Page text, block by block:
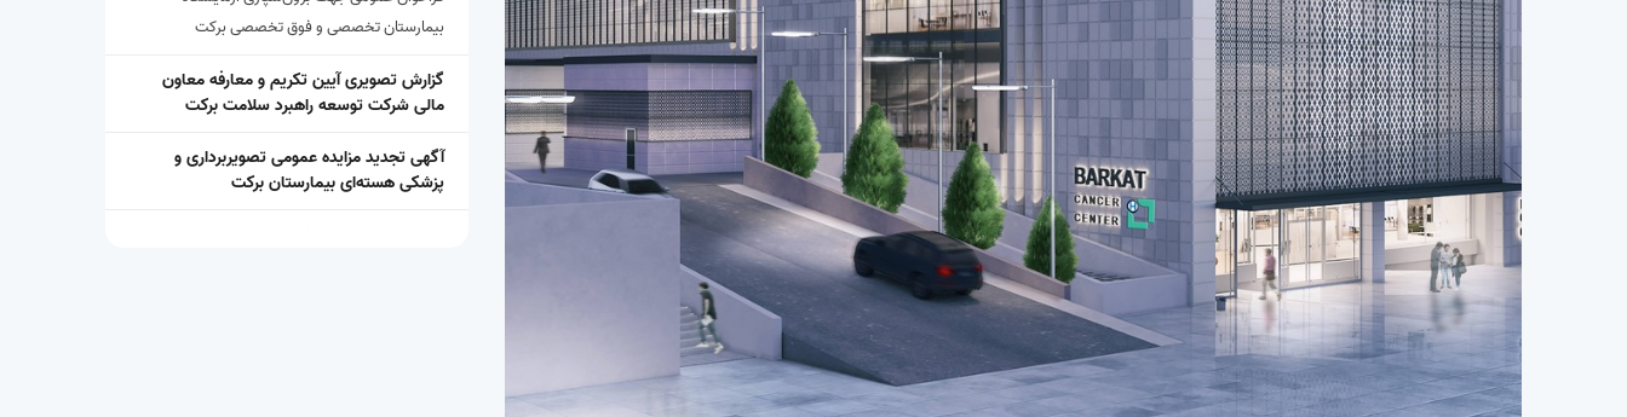
بیمارستان تخصصی و فوق تخصصی برکت
گزارش تصویری آیین تکریم و معارفه معاون
مالی شرکت توسعه راهبرد سلامت برکت
آگهی تجدید مزایده عمومی تصویربرداری و
پزشکی هسته‌ای بیمارستان برکت